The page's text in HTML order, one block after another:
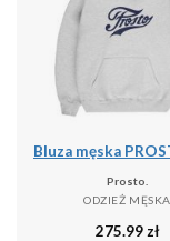
Prosto.
ODZIEŻ MĘSKA
275.99 zł